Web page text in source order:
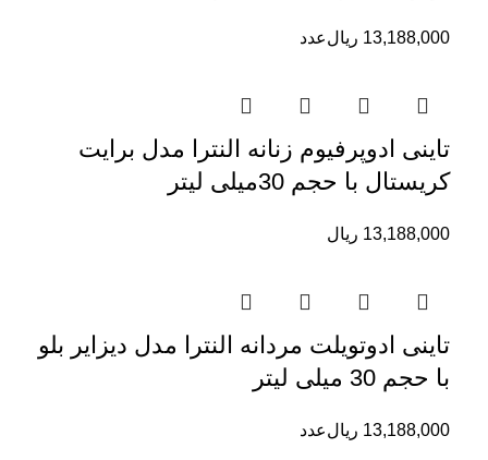
13,188,000 ریالعدد
تاینی ادوپرفیوم زنانه النترا مدل برایت
کریستال با حجم 30میلی لیتر
13,188,000 ریال
تاینی ادوتویلت مردانه النترا مدل دیزایر بلو
با حجم 30 میلی لیتر
13,188,000 ریالعدد